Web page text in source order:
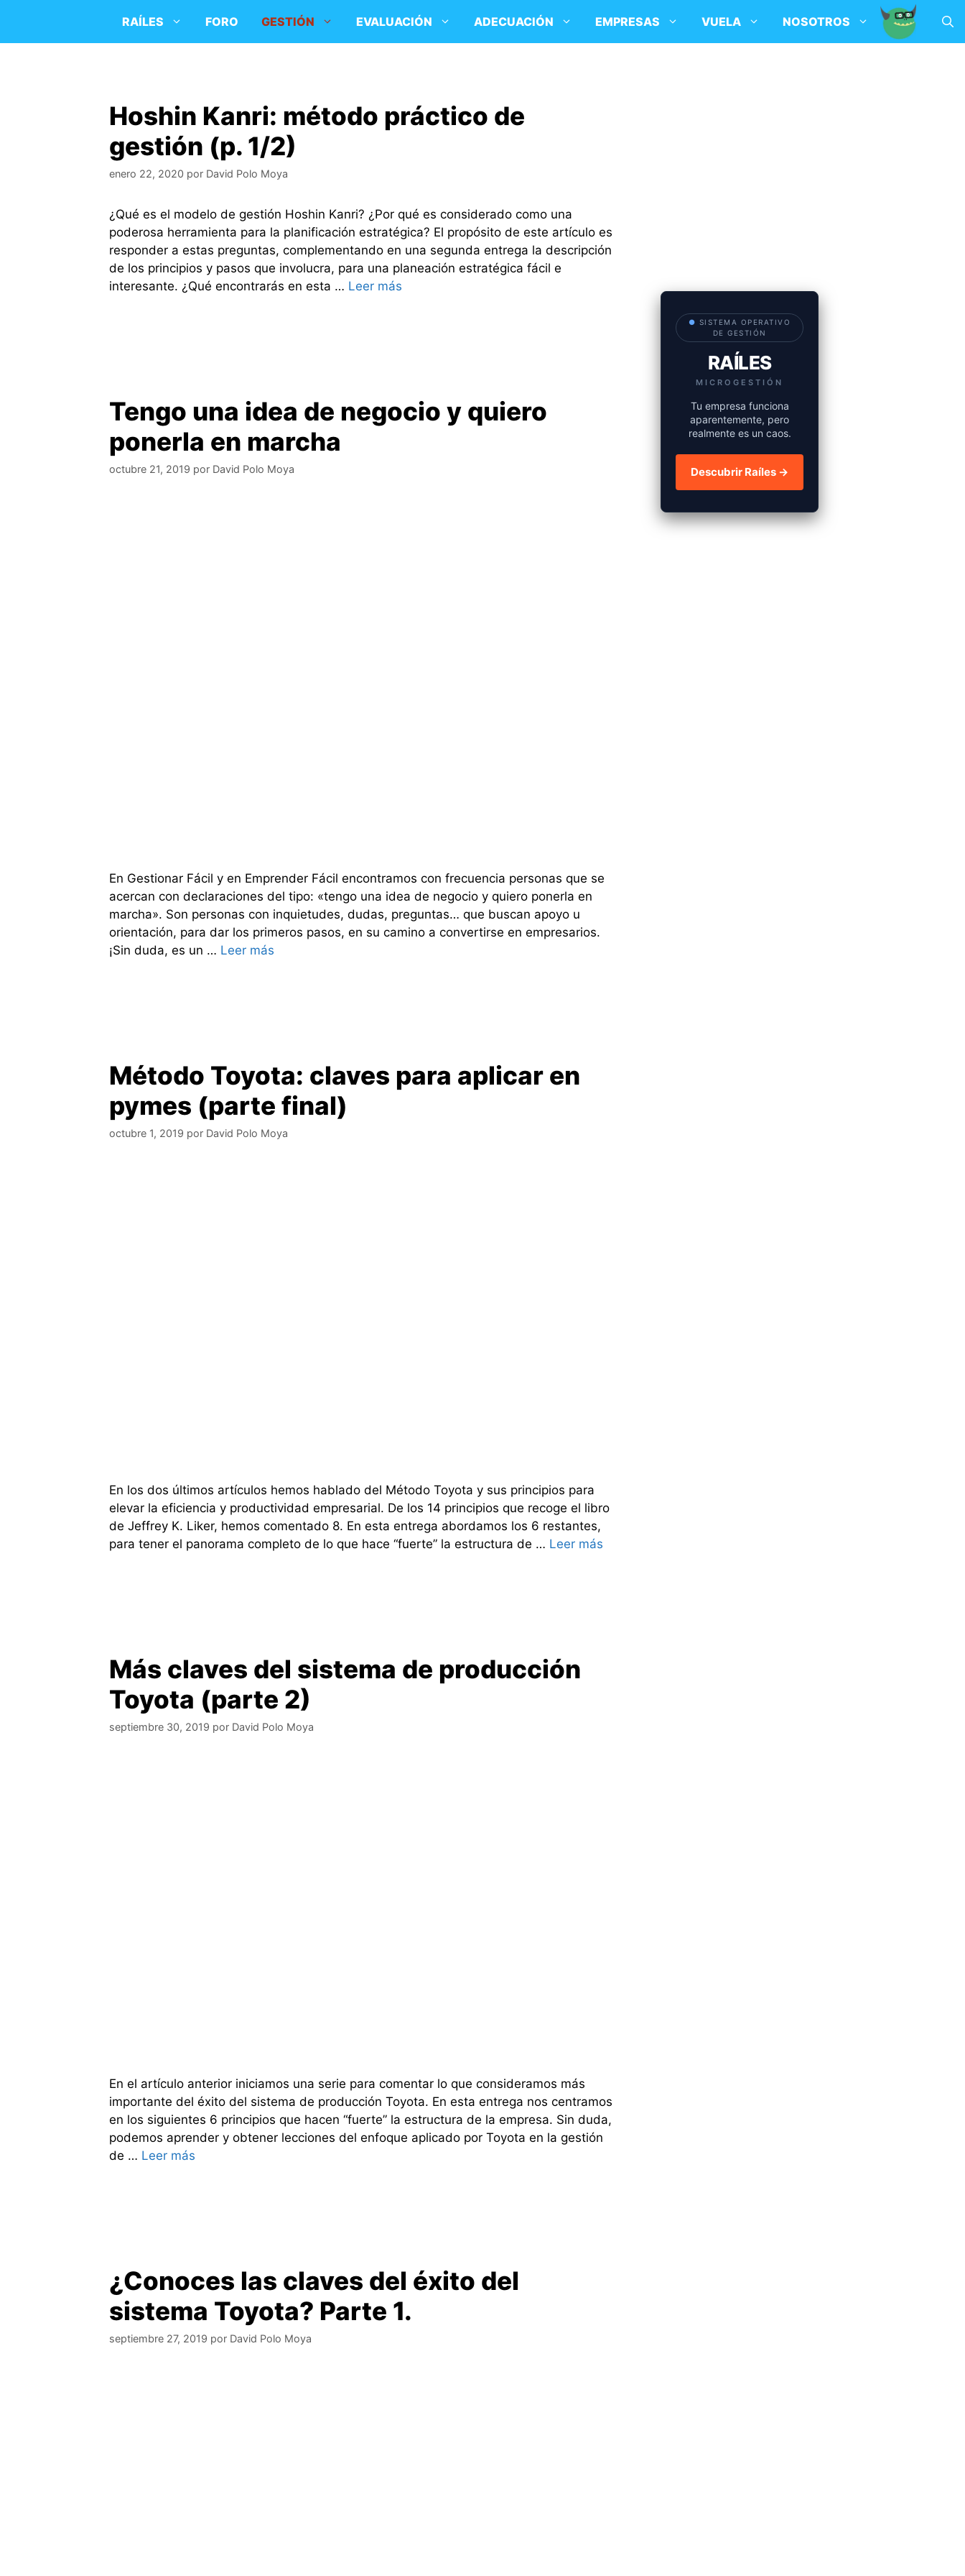
contenido
RAÍLES FORO GESTIÓN EVALUACIÓN ADECUACIÓN EMPRESAS VUELA NOSOTROS
Hoshin Kanri: método práctico de
gestión (p. 1/2)
enero 22, 2020 por David Polo Moya
¿Qué es el modelo de gestión Hoshin Kanri? ¿Por qué es considerado como una
poderosa herramienta para la planificación estratégica? El propósito de este artículo es
responder a estas preguntas, complementando en una segunda entrega la descripción
de los principios y pasos que involucra, para una planeación estratégica fácil e
interesante. ¿Qué encontrarás en esta … Leer más
Tengo una idea de negocio y quiero
ponerla en marcha
octubre 21, 2019 por David Polo Moya
En Gestionar Fácil y en Emprender Fácil encontramos con frecuencia personas que se
acercan con declaraciones del tipo: «tengo una idea de negocio y quiero ponerla en
marcha». Son personas con inquietudes, dudas, preguntas… que buscan apoyo u
orientación, para dar los primeros pasos, en su camino a convertirse en empresarios.
¡Sin duda, es un … Leer más
Método Toyota: claves para aplicar en
pymes (parte final)
octubre 1, 2019 por David Polo Moya
En los dos últimos artículos hemos hablado del Método Toyota y sus principios para
elevar la eficiencia y productividad empresarial. De los 14 principios que recoge el libro
de Jeffrey K. Liker, hemos comentado 8. En esta entrega abordamos los 6 restantes,
para tener el panorama completo de lo que hace “fuerte” la estructura de … Leer más
Más claves del sistema de producción
Toyota (parte 2)
septiembre 30, 2019 por David Polo Moya
En el artículo anterior iniciamos una serie para comentar lo que consideramos más
importante del éxito del sistema de producción Toyota. En esta entrega nos centramos
en los siguientes 6 principios que hacen “fuerte” la estructura de la empresa. Sin duda,
podemos aprender y obtener lecciones del enfoque aplicado por Toyota en la gestión
de … Leer más
¿Conoces las claves del éxito del
sistema Toyota? Parte 1.
septiembre 27, 2019 por David Polo Moya
● SISTEMA OPERATIVO
DE GESTIÓN
RAÍLES
MICROGESTIÓN
Tu empresa funciona
aparentemente, pero
realmente es un caos.
Descubrir Raíles →